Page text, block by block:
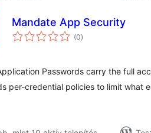
Mandate App Security
(0értékelés
összesen
)
Passwords carry the full
per-credential policies to limit what